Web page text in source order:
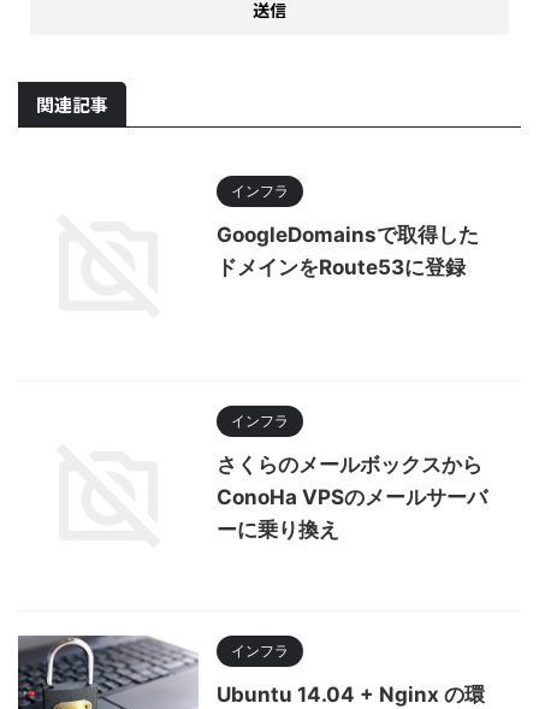
関連記事
インフラ
GoogleDomainsで取得した
ドメインをRoute53に登録
インフラ
さくらのメールボックスから
ConoHa VPSのメールサーバ
ーに乗り換え
インフラ
Ubuntu 14.04 + Nginx の環